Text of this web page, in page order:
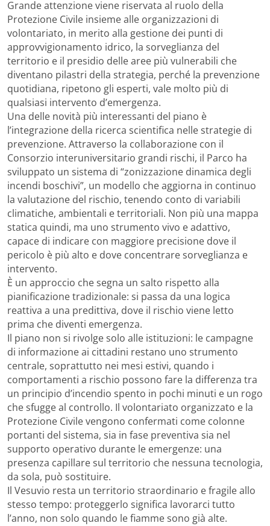
Grande attenzione viene riservata al ruolo della
Protezione Civile insieme alle organizzazioni di
volontariato, in merito alla gestione dei punti di
approvvigionamento idrico, la sorveglianza del
territorio e il presidio delle aree più vulnerabili che
diventano pilastri della strategia, perché la prevenzione
quotidiana, ripetono gli esperti, vale molto più di
qualsiasi intervento d’emergenza.
Una delle novità più interessanti del piano è
l’integrazione della ricerca scientifica nelle strategie di
prevenzione. Attraverso la collaborazione con il
Consorzio interuniversitario grandi rischi, il Parco ha
sviluppato un sistema di “zonizzazione dinamica degli
incendi boschivi”, un modello che aggiorna in continuo
la valutazione del rischio, tenendo conto di variabili
climatiche, ambientali e territoriali. Non più una mappa
statica quindi, ma uno strumento vivo e adattivo,
capace di indicare con maggiore precisione dove il
pericolo è più alto e dove concentrare sorveglianza e
intervento.
È un approccio che segna un salto rispetto alla
pianificazione tradizionale: si passa da una logica
reattiva a una predittiva, dove il rischio viene letto
prima che diventi emergenza.
Il piano non si rivolge solo alle istituzioni: le campagne
di informazione ai cittadini restano uno strumento
centrale, soprattutto nei mesi estivi, quando i
comportamenti a rischio possono fare la differenza tra
un principio d’incendio spento in pochi minuti e un rogo
che sfugge al controllo. Il volontariato organizzato e la
Protezione Civile vengono confermati come colonne
portanti del sistema, sia in fase preventiva sia nel
supporto operativo durante le emergenze: una
presenza capillare sul territorio che nessuna tecnologia,
da sola, può sostituire.
Il Vesuvio resta un territorio straordinario e fragile allo
stesso tempo: proteggerlo significa lavorarci tutto
l’anno, non solo quando le fiamme sono già alte.